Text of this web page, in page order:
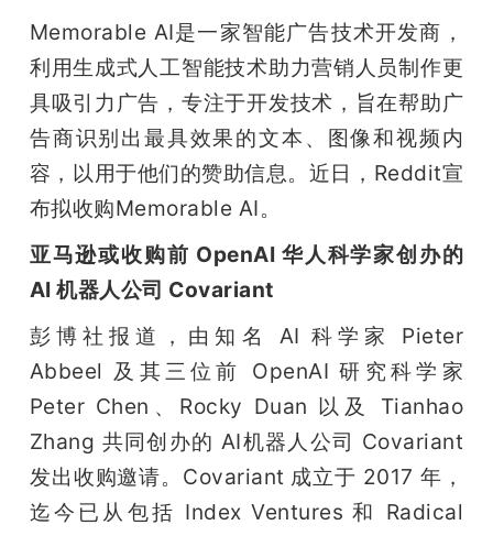
Memorable AI是一家智能广告技术开发商，
利用生成式人工智能技术助力营销人员制作更
具吸引力广告，专注于开发技术，旨在帮助广
告商识别出最具效果的文本、图像和视频内
容，以用于他们的赞助信息。近日，Reddit宣
布拟收购Memorable AI。
亚马逊或收购前 OpenAI 华人科学家创办的
AI 机器人公司 Covariant
彭博社报道，由知名 AI 科学家 Pieter
Abbeel 及其三位前 OpenAI 研究科学家
Peter Chen、Rocky Duan 以及 Tianhao
Zhang 共同创办的 AI机器人公司 Covariant
发出收购邀请。Covariant 成立于 2017 年，
迄今已从包括 Index Ventures 和 Radical